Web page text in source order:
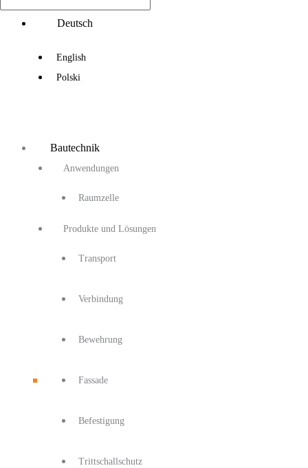
Deutsch
English
Polski
Bautechnik
Anwendungen
Raumzelle
Produkte und Lösungen
Transport
Verbindung
Bewehrung
Fassade
Befestigung
Trittschallschutz